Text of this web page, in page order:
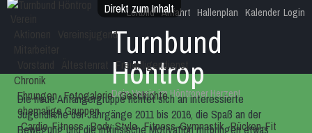
Direkt zum Inhalt Login
Leitbild Anfahrt Hallenplan Kalender
Turnbund
Höntrop
Dein Verein im Höntroper Herzen!
Vereinsjugend
Freiwilligendienst
Chronik
Ehrungen Fotogalerie Geschichte
ehemalige Gruppen
Cardio-Fitness Body Style Fitness-Gymnastik Rücken-Fit
Die neue Anfängergruppe richtet sich an interessierte
Jugendliche der Jahrgänge 2011 bis 2016, die Spaß an der
Bewegung und die intrinsische Motivation mitbringen etwas